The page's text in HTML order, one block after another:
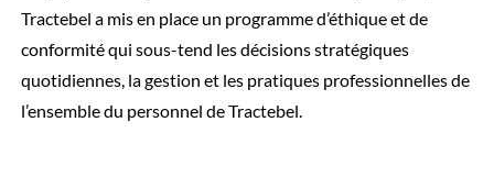
Tractebel a mis en place un programme d’éthique et de
conformité qui sous-tend les décisions stratégiques
quotidiennes, la gestion et les pratiques professionnelles de
l’ensemble du personnel de Tractebel.